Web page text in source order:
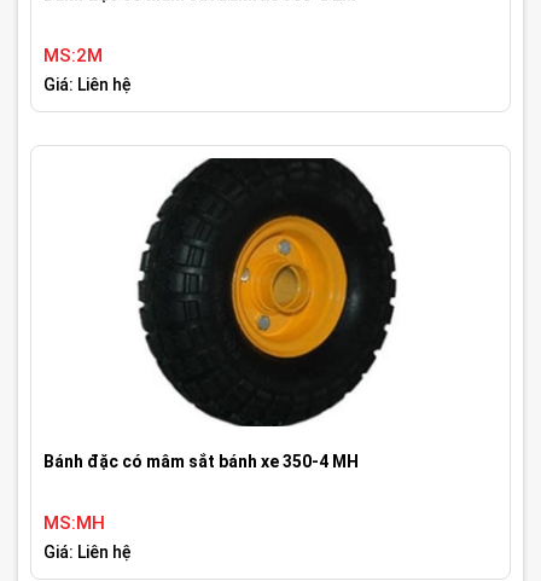
MS:2M
Giá: Liên hệ
Bánh đặc có mâm sắt bánh xe 350-4 MH
MS:MH
Giá: Liên hệ